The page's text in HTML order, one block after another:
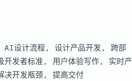
设计流程, 设计产品开发, 跨部
发者标准, 用户体验写作, 实时产
开发瓶颈, 提高交付